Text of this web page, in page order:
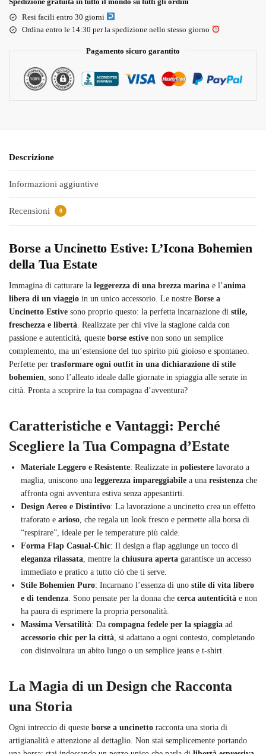
Resi facili entro 30 giorni
Ordina entro le 14:30 per la spedizione nello stesso giorno
Pagamento sicuro garantito
Descrizione
Informazioni aggiuntive
Recensioni 0
Borse a Uncinetto Estive: L’Icona Bohemien
della Tua Estate
Immagina di catturare la leggerezza di una brezza marina e l’anima
libera di un viaggio in un unico accessorio. Le nostre Borse a
Uncinetto Estive sono proprio questo: la perfetta incarnazione di stile,
freschezza e libertà . Realizzate per chi vive la stagione calda con
passione e autenticità, queste borse estive non sono un semplice
complemento, ma un’estensione del tuo spirito più gioioso e spontaneo.
Perfette per trasformare ogni outfit in una dichiarazione di stile
bohemien , sono l’alleato ideale dalle giornate in spiaggia alle serate in
città. Pronta a scoprire la tua compagna d’avventura?
Caratteristiche e Vantaggi: Perché
Scegliere la Tua Compagna d’Estate
Materiale Leggero e Resistente: Realizzate in poliestere lavorato a
maglia, uniscono una leggerezza impareggiabile a una resistenza che
affronta ogni avventura estiva senza appesantirti.
Design Aereo e Distintivo: La lavorazione a uncinetto crea un effetto
traforato e arioso , che regala un look fresco e permette alla borsa di
“respirare”, ideale per le temperature più calde.
Forma Flap Casual-Chic: Il design a flap aggiunge un tocco di
eleganza rilassata , mentre la chiusura aperta garantisce un accesso
immediato e pratico a tutto ciò che ti serve.
Stile Bohemien Puro: Incarnano l’essenza di uno stile di vita libero
e di tendenza . Sono pensate per la donna che cerca autenticità e non
ha paura di esprimere la propria personalità.
Massima Versatilità: Da compagna fedele per la spiaggia ad
accessorio chic per la città , si adattano a ogni contesto, completando
con disinvoltura un abito lungo o un semplice jeans e t-shirt.
La Magia di un Design che Racconta
una Storia
Ogni intreccio di queste borse a uncinetto racconta una storia di
artigianalità e attenzione al dettaglio. Non stai semplicemente portando